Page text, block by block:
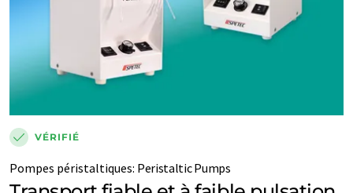
VÉRIFIÉ
Pompes péristaltiques: Peristaltic Pumps